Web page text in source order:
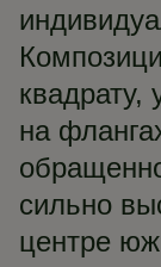
квадрату,
на
сильно
центре